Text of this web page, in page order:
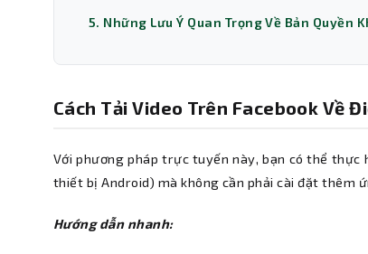
5. Những Lưu Ý Quan Trọng Về Bản Quyền
Cách Tải Video Trên Facebook Về
Với phương pháp trực tuyến này, bạn có thể
thiết bị Android) mà không cần phải cài đặt thêm
Hướng dẫn nhanh: